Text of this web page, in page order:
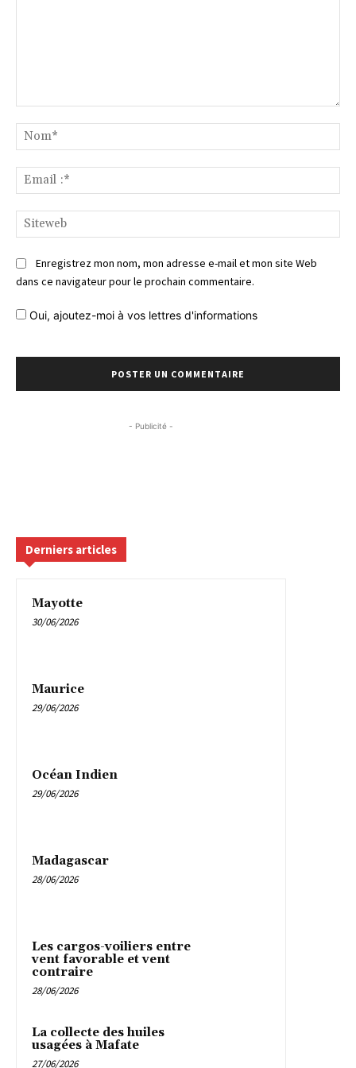
:*
Enregistrez mon nom, mon adresse e-mail et mon site Web
dans ce navigateur pour le prochain commentaire.
Oui, ajoutez-moi à vos lettres d'informations
- Publicité -
Derniers articles
Mayotte
30/06/2026
Maurice
29/06/2026
Océan Indien
29/06/2026
Madagascar
28/06/2026
Les cargos-voiliers entre
vent favorable et vent
contraire
28/06/2026
La collecte des huiles
usagées à Mafate
27/06/2026